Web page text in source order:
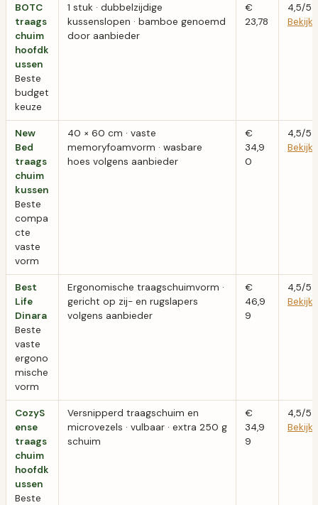
BOTC
traags
chuim
hoofdk
ussen
Beste
budget
keuze
1 stuk · dubbelzijdige
kussenslopen · bamboe genoemd
door aanbieder
€
23,78
4,5/5
New
Bed
traags
chuim
kussen
Beste
compa
cte
vaste
vorm
40 × 60 cm · vaste
memoryfoamvorm · wasbare
hoes volgens aanbieder
€
34,9
0
4,5/5
Best
Life
Dinara
Beste
vaste
ergono
mische
vorm
Ergonomische traagschuimvorm ·
gericht op zij- en rugslapers
volgens aanbieder
€
46,9
9
4,5/5
CozyS
ense
traags
chuim
hoofdk
ussen
Beste
Versnipperd traagschuim en
microvezels · vulbaar · extra 250 g
schuim
€
34,9
9
4,5/5